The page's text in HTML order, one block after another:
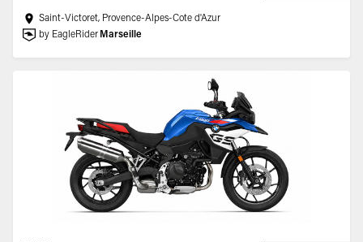
Saint-Victoret, Provence-Alpes-Cote d'Azur
by EagleRider Marseille